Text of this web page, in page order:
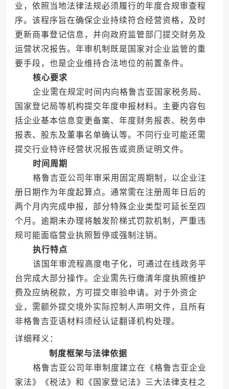
业，依照当地法律法规必须履行的年度合规审查程
序。该程序旨在确保企业持续符合经营资格，及时
更新商事登记信息，并向政府监管部门提交财务及
运营状况报告。年审机制既是国家对企业监管的重
要手段，也是企业维持合法地位的前置条件。
核心要求
企业需在规定时间内向格鲁吉亚国家税务局、
国家登记局等机构提交年度申报材料。主要内容包
括企业基本信息变更备案、年度财务报表、税务申
报表、股东及董事名单确认等。不同行业可能还需
提交行业特许经营状况报告或资质证明文件。
时间周期
格鲁吉亚公司年审采用固定周期制，以企业注
册日期作为年度起算点。通常需在注册周年日后的
两个月内完成申报，部分特殊企业类型可延长至四
个月。逾期未办理将触发阶梯式罚款机制，严重违
规可能面临营业执照暂停或强制注销。
执行特点
该国年审流程高度电子化，可通过在线政务平
台完成大部分操作。企业需先行缴清年度执照维护
费及应纳税款，方可提交审验申请。对于外资企
业，需额外提交境外实际控制人声明文件，且所有
非格鲁吉亚语材料须经认证翻译机构处理。
详细释义：
制度框架与法律依据
格鲁吉亚公司年审制度建立在《格鲁吉亚企业
家法》《税法》和《国家登记法》三大法律支柱之